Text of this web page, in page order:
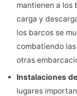
mantienen a los
carga y
los barcos se
combatiendo
otras
Instalaciones
lugares